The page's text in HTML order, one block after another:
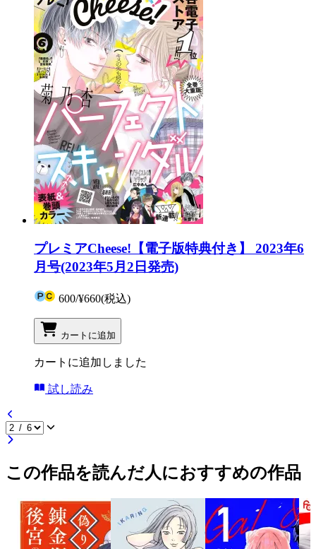
プレミアCheese!【電子版特典付き】 2023年6
月号(2023年5月2日発売)
600/¥660(税込)
カートに追加
カートに追加しました
試し読み
この作品を読んだ人におすすめの作品